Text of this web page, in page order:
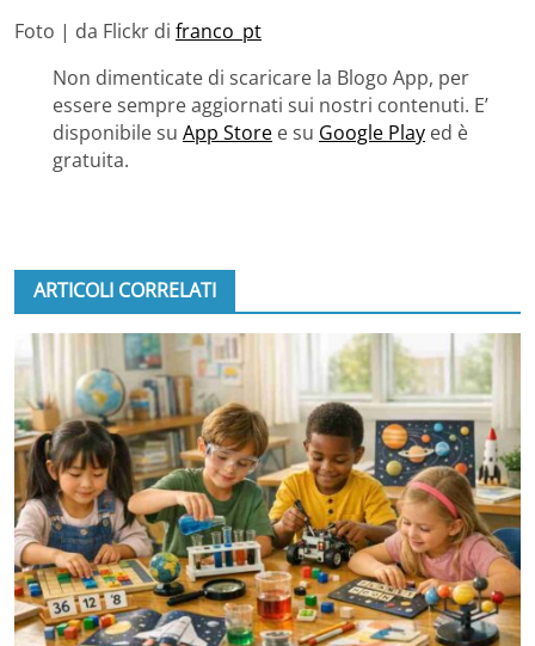
Foto | da Flickr di franco_pt
Non dimenticate di scaricare la Blogo App, per
essere sempre aggiornati sui nostri contenuti. E’
disponibile su App Store e su Google Play ed è
gratuita.
ARTICOLI CORRELATI